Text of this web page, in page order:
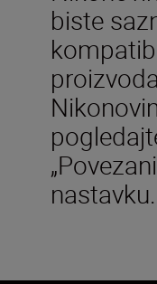
biste
nastavku.